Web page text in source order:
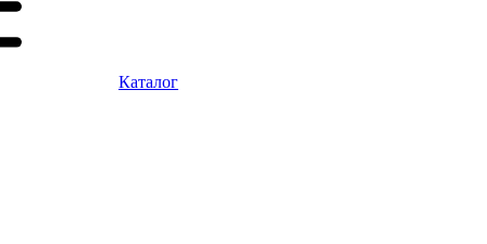
Каталог